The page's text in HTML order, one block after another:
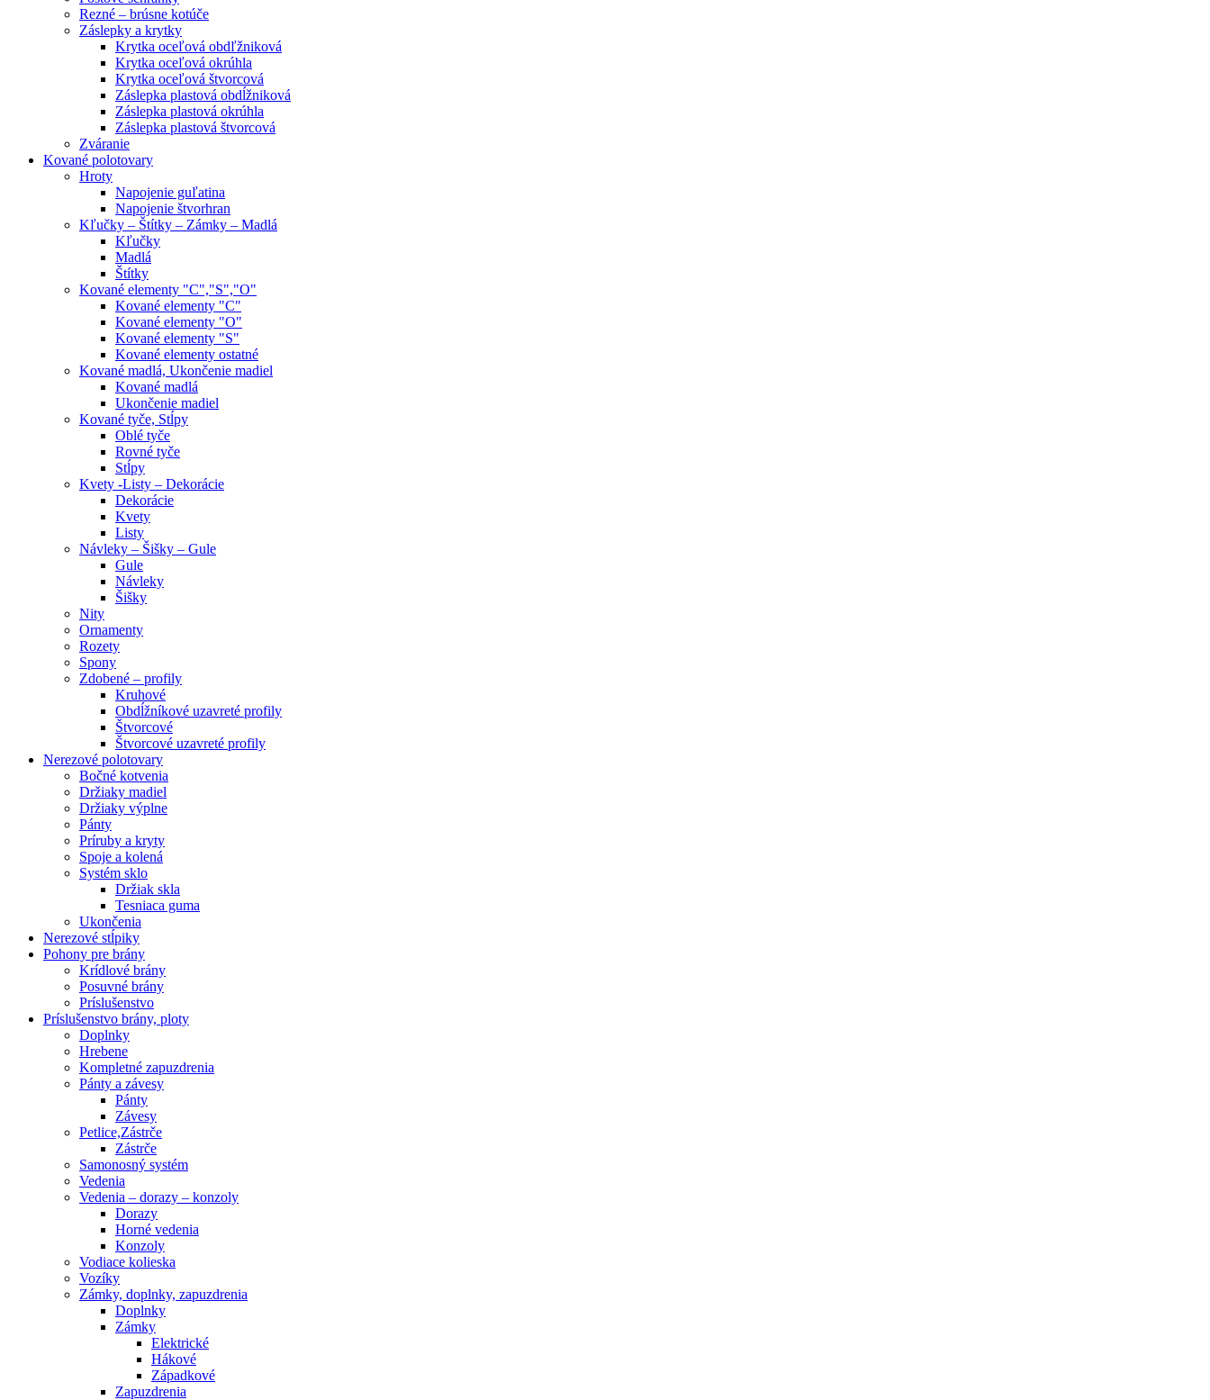
Rezné – brúsne kotúče
Záslepky a krytky
Krytka oceľová obdľžniková
Krytka oceľová okrúhla
Krytka oceľová štvorcová
Záslepka plastová obdĺžniková
Záslepka plastová okrúhla
Záslepka plastová štvorcová
Zváranie
Kované polotovary
Hroty
Napojenie guľatina
Napojenie štvorhran
Kľučky – Štítky – Zámky – Madlá
Kľučky
Madlá
Štítky
Kované elementy "C","S","O"
Kované elementy "C"
Kované elementy "O"
Kované elementy "S"
Kované elementy ostatné
Kované madlá, Ukončenie madiel
Kované madlá
Ukončenie madiel
Kované tyče, Stĺpy
Oblé tyče
Rovné tyče
Stĺpy
Kvety -Listy – Dekorácie
Dekorácie
Kvety
Listy
Návleky – Šišky – Gule
Gule
Návleky
Šišky
Nity
Ornamenty
Rozety
Spony
Zdobené – profily
Kruhové
Obdĺžníkové uzavreté profily
Štvorcové
Štvorcové uzavreté profily
Nerezové polotovary
Bočné kotvenia
Držiaky madiel
Držiaky výplne
Pánty
Príruby a kryty
Spoje a kolená
Systém sklo
Držiak skla
Tesniaca guma
Ukončenia
Nerezové stĺpiky
Pohony pre brány
Krídlové brány
Posuvné brány
Príslušenstvo
Príslušenstvo brány, ploty
Doplnky
Hrebene
Kompletné zapuzdrenia
Pánty a závesy
Pánty
Závesy
Petlice,Zástrče
Zástrče
Samonosný systém
Vedenia
Vedenia – dorazy – konzoly
Dorazy
Horné vedenia
Konzoly
Vodiace kolieska
Vozíky
Zámky, doplnky, zapuzdrenia
Doplnky
Zámky
Elektrické
Hákové
Západkové
Zapuzdrenia